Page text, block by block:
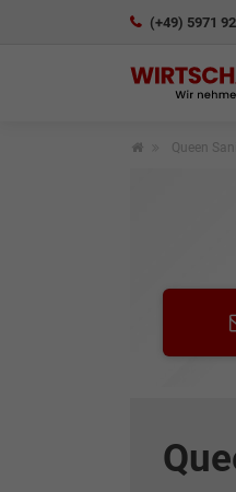
(+49) 5971
Queen